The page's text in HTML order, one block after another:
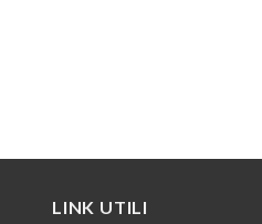
LINK UTILI